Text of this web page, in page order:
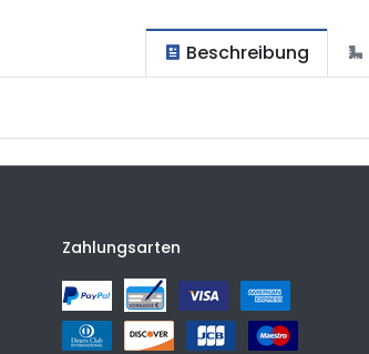
Beschreibung
Zahlungsarten